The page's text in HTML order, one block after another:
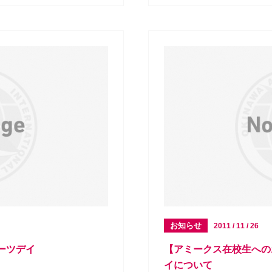
ツデイ
お知らせ 2011 / 11 / 26
【アミークス在校生へ
イについて